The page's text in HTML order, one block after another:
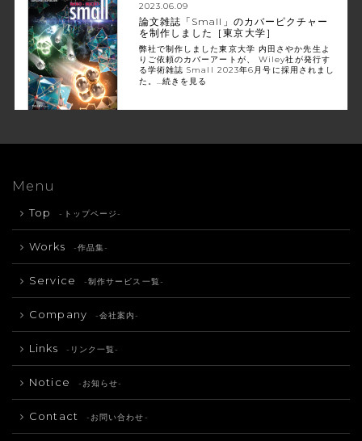
2023.06.09
論文雑誌「Small」のカバーピクチャー
を制作しました［東京大学］
弊社で制作しました東京大学 内田さやか先生よ
りご依頼のカバーアートが、 Wiley社が発行す
る学術雑誌 Small 2023年6月号に採用されまし
た。…続きを見る
Menu
Top -トップページ-
Works -作品集-
Service -制作サービス一覧-
Company -会社案内-
Links -リンク一覧-
Notice -お知らせ-
Contact -お問い合わせ-